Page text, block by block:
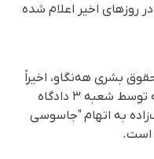
روزهای اخیر اعلام شده
بشری هه‌نگاو، اخیراً
ناصر بکرزاده، ۲۵ ساله و اهل ارومیه توسط شعبه ۳ دادگاه
به اتهام "جاسوسی
است.